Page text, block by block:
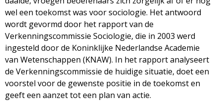
e
wel een toekomst was voor sociologie. Het antwoord
wordt gevormd door het rapport van de
Verkenningscommissie Sociologie, die in 2003 werd
ingesteld door de Koninklijke Nederlandse Academie
van Wetenschappen (KNAW). In het rapport analyseert
de Verkenningscommissie de huidige situatie, doet een
voorstel voor de gewenste positie in de toekomst en
geeft een aanzet tot een plan van actie.